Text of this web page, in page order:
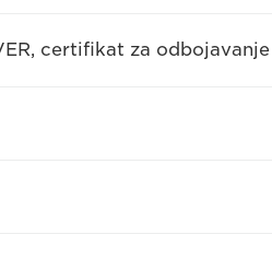
certifikat za odbojavanje